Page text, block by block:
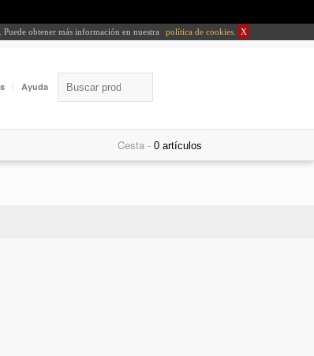
obtener más información en nuestra política de cookies X
Ayuda
Cesta -